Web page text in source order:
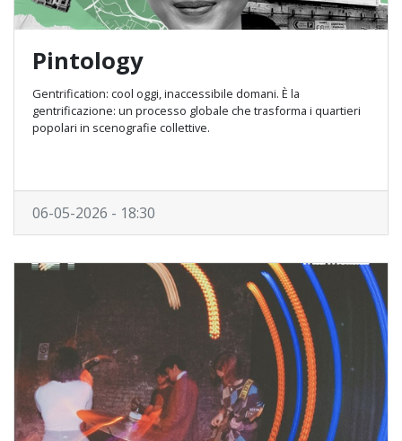
Pintology
Gentrification: cool oggi, inaccessibile domani. È la
gentrificazione: un processo globale che trasforma i quartieri
popolari in scenografie collettive.
06-05-2026 - 18:30